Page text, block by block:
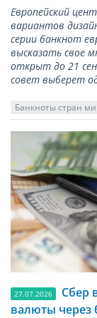
Европейский
вариантов
серии банкнот
высказать свое
открыт до 21
совет выберет
Банкноты стран
27.07.2026
Сбер
валюты через